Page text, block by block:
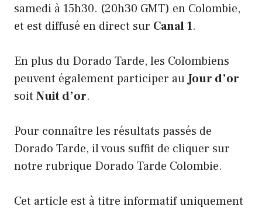
samedi à 15h30. (20h30 GMT) en Colombie,
et est diffusé en direct sur Canal 1.
En plus du Dorado Tarde, les Colombiens
peuvent également participer auJour d’or
soit Nuit d’or.
Pour connaître les résultats passés de
Dorado Tarde, il vous suffit de cliquer sur
notre rubrique Dorado Tarde Colombie.
Cet article est à titre informatif uniquement